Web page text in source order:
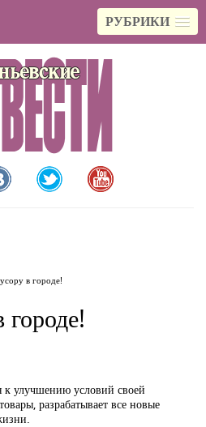
РУБРИКИ
в городе!
к улучшению условий своей
разрабатывает все новые